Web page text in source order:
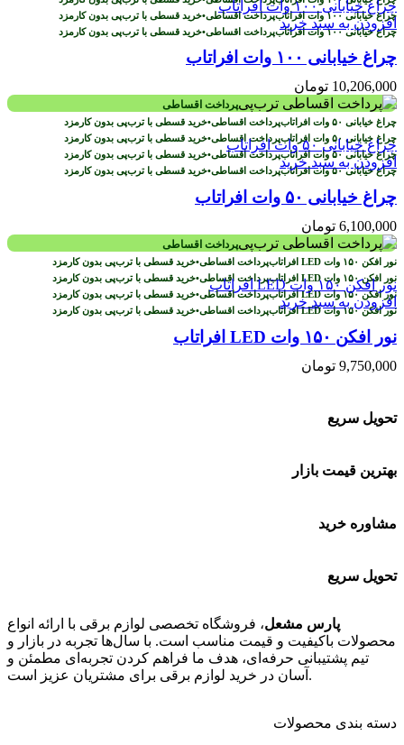
پرداخت اقساطی•خرید قسطی با ترب‌پی بدون کارمزد
پرداخت اقساطی•خرید قسطی با ترب‌پی بدون کارمزد
افزودن به سبد خرید
چراغ خیابانی ۱۰۰ وات افراتاب
10,206,000 تومان
پرداخت اقساطی
پرداخت اقساطی•خرید قسطی با ترب‌پی بدون کارمزد
پرداخت اقساطی•خرید قسطی با ترب‌پی بدون کارمزد
پرداخت اقساطی•خرید قسطی با ترب‌پی بدون کارمزد
پرداخت اقساطی•خرید قسطی با ترب‌پی بدون کارمزد
افزودن به سبد خرید
چراغ خیابانی ۵۰ وات افراتاب
6,100,000 تومان
پرداخت اقساطی
پرداخت اقساطی•خرید قسطی با ترب‌پی بدون کارمزد
پرداخت اقساطی•خرید قسطی با ترب‌پی بدون کارمزد
پرداخت اقساطی•خرید قسطی با ترب‌پی بدون کارمزد
پرداخت اقساطی•خرید قسطی با ترب‌پی بدون کارمزد
افزودن به سبد خرید
نور افکن ۱۵۰ وات LED افراتاب
9,750,000 تومان
تحویل سریع
بهترین قیمت بازار
مشاوره خرید
تحویل سریع
پارس مشعل، فروشگاه تخصصی لوازم برقی با ارائه انواع
محصولات باکیفیت و قیمت مناسب است. با سال‌ها تجربه در بازار و
تیم پشتیبانی حرفه‌ای، هدف ما فراهم کردن تجربه‌ای مطمئن و
آسان در خرید لوازم برقی برای مشتریان عزیز است.
دسته بندی محصولات